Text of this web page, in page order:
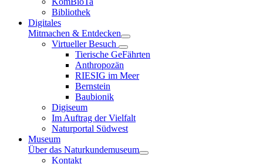
Bibliothek
Digitales
Mitmachen & Entdecken
Virtueller Besuch
Tierische GeFährten
Anthropozän
RIESIG im Meer
Bernstein
Baubionik
Digiseum
Im Auftrag der Vielfalt
Naturportal Südwest
Museum
Über das Naturkundemuseum
Kontakt